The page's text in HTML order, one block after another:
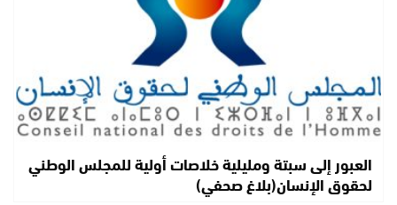
العبور إلى سبتة ومليلية خلاصات أولية للمجلس الوطني
لحقوق الإنسان(بلاغ صحفي)